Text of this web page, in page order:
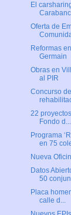
El
Oferta de
Reformas
Germain
Obras en
al PIR
Concurso
22
Fondo d...
Programa
en 75
Nueva
Datos
50
Placa
calle d...